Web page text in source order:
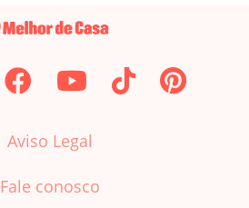
Aviso Legal
Fale conosco